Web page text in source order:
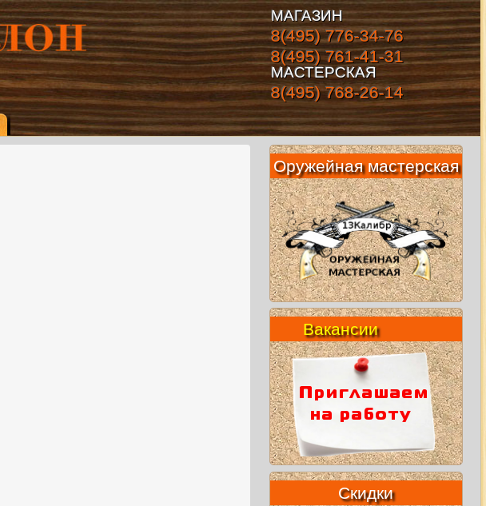
МАГАЗИН
8(495) 776-34-76
8(495) 761-41-31
МАСТЕРСКАЯ
8(495) 768-26-14
Оружейная мастерская
Вакансии
Скидки